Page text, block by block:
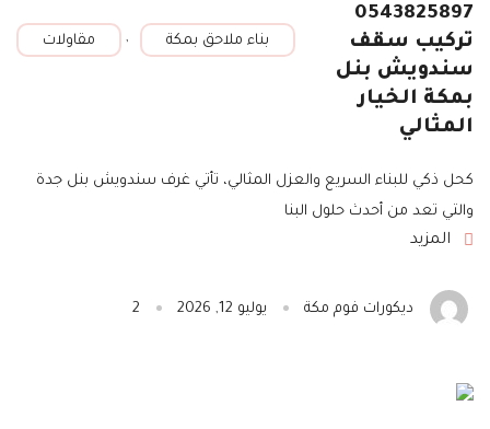
بناء ملاحق بمكة , مقاولات
0543825897
تركيب سقف
سندويش بنل
بمكة الخيار
المثالي
كحل ذكي للبناء السريع والعزل المثالي، تأتي غرف سندويش بنل جدة
والتي تعد من أحدث حلول البنا
المزيد
ديكورات فوم مكة يوليو 12, 2026 2